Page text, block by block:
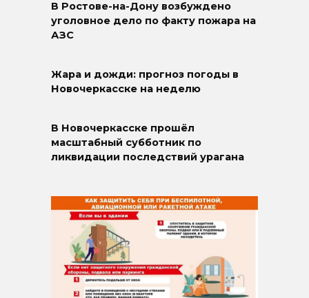
В Ростове-на-Дону возбуждено
уголовное дело по факту пожара на
АЗС
Жара и дожди: прогноз погоды в
Новочеркасске на неделю
В Новочеркасске прошёл
масштабный субботник по
ликвидации последствий урагана